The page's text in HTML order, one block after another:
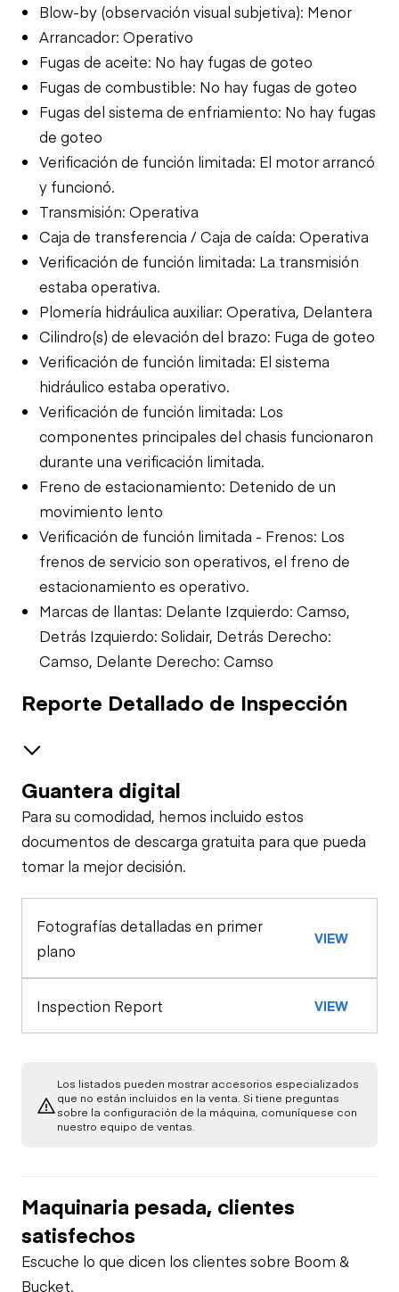
Blow-by (observación visual subjetiva): Menor
Arrancador: Operativo
Fugas de aceite: No hay fugas de goteo
Fugas de combustible: No hay fugas de goteo
Fugas del sistema de enfriamiento: No hay fugas
de goteo
Verificación de función limitada: El motor arrancó
y funcionó.
Transmisión: Operativa
Caja de transferencia / Caja de caída: Operativa
Verificación de función limitada: La transmisión
estaba operativa.
Plomería hidráulica auxiliar: Operativa, Delantera
Cilindro(s) de elevación del brazo: Fuga de goteo
Verificación de función limitada: El sistema
hidráulico estaba operativo.
Verificación de función limitada: Los
componentes principales del chasis funcionaron
durante una verificación limitada.
Freno de estacionamiento: Detenido de un
movimiento lento
Verificación de función limitada - Frenos: Los
frenos de servicio son operativos, el freno de
estacionamiento es operativo.
Marcas de llantas: Delante Izquierdo: Camso,
Detrás Izquierdo: Solidair, Detrás Derecho:
Camso, Delante Derecho: Camso
Reporte Detallado de Inspección
Safety
Seat Belts
Safety Lock
Out/Stop
General Appearance
Exterior Lights
Control Station
Warning Lights
Gauges
Limited Function
Engine
Fuel Leaks
Drivetrain
Transmission
Drop Box
Chassis
Check - Brakes
Auxiliary Hydraulic
Plumbing
Cylinder(s)
Check
Guantera digital
Para su comodidad, hemos incluido estos
documentos de descarga gratuita para que pueda
tomar la mejor decisión.
Fotografías detalladas en primer
plano
VIEW
Inspection Report VIEW
Los listados pueden mostrar accesorios especializados
que no están incluidos en la venta. Si tiene preguntas
sobre la configuración de la máquina, comuníquese con
nuestro equipo de ventas.
Maquinaria pesada, clientes
satisfechos
Escuche lo que dicen los clientes sobre Boom &
Bucket.